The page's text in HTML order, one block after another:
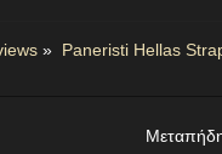
» Paneristi Hellas